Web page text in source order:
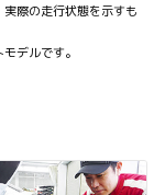
際の走行状態を示すも
デルです。